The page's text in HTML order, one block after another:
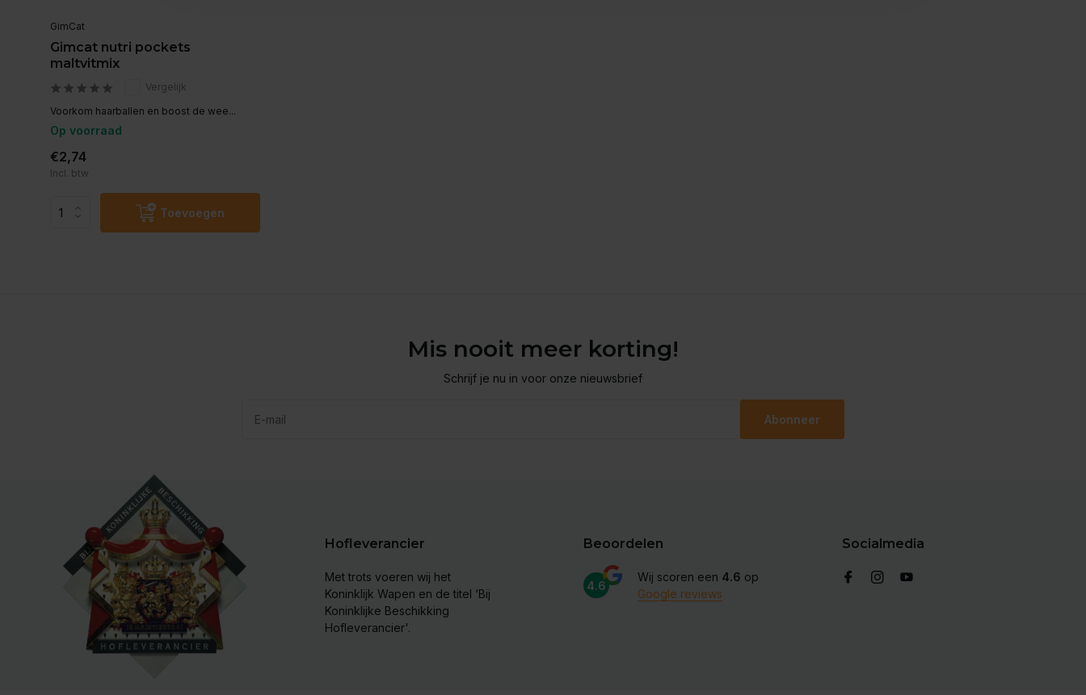
GimCat
Gimcat nutri pockets
maltvitmix
Vergelijk
Voorkom haarballen en boost de wee...
Op voorraad
€2,74
Incl. btw
Toevoegen
Mis nooit meer korting!
Schrijf je nu in voor onze nieuwsbrief
Abonneer
Hofleverancier
Met trots voeren wij het
Koninklijk Wapen en de titel ‘Bij
Koninklijke Beschikking
Hofleverancier'.
Beoordelen
4.6
Wij scoren een 4.6 op
Google reviews
Socialmedia